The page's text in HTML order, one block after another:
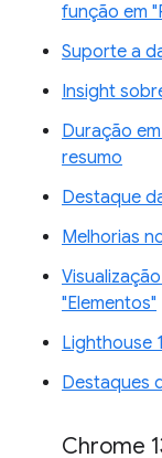
função em
Suporte a
Insight
Duração
resumo
Destaque
Melhorias
"Elementos"
Lighthouse
Destaques
Chrome